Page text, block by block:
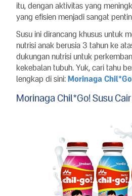
itu, dengan aktivitas yang
yang efisien menjadi sangat
Susu ini dirancang khusus untuk
nutrisi anak berusia 3 tahun ke
dukungan nutrisi untuk
kekebalan tubuh. Yuk, cari tahu
lengkap di sini: Morinaga
Morinaga Chil*Go! Susu